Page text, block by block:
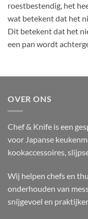
roestbestendig, het
wat betekent dat het
Dit betekent dat het
een pan wordt
OVER ONS
Chef & Knife is een
voor Japanse
kookaccessoires,
Wij helpen chefs en
onderhouden van
snijgevoel en